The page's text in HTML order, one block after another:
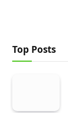
Top Posts